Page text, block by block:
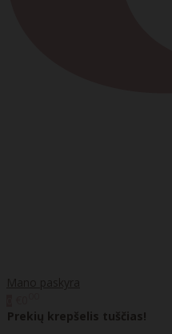
Mano paskyra
Prekių krepšelis tuščias!